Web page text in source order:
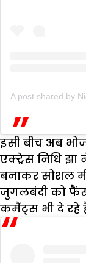
A post shared by
इसी बीच अब
एक्ट्रेस निधि
बनाकर सोशल
जुगलबंदी को
कमैंट्स भी दे रहे